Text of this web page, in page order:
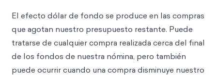
El efecto dólar de fondo se produce en las compras
que agotan nuestro presupuesto restante. Puede
tratarse de cualquier compra realizada cerca del final
de los fondos de nuestra nómina, pero también
puede ocurrir cuando una compra disminuye nuestro